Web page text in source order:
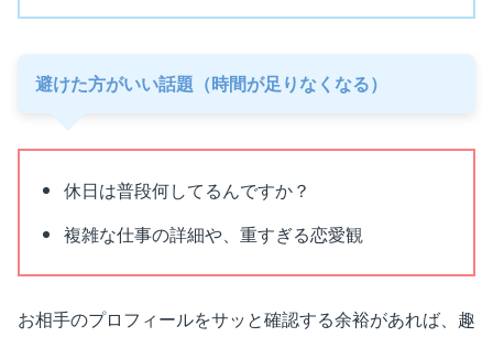
避けた方がいい話題（時間が足りなくなる）
休日は普段何してるんですか？
複雑な仕事の詳細や、重すぎる恋愛観
お相手のプロフィールをサッと確認する余裕があれば、趣